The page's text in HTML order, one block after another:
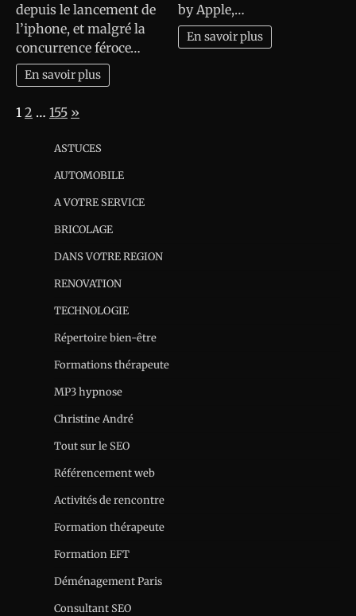
depuis le lancement de
l’iphone, et malgré la
concurrence féroce…
En savoir plus
by Apple,…
En savoir plus
Page:
1 2 … 155 Next
»
ASTUCES
AUTOMOBILE
A VOTRE SERVICE
BRICOLAGE
DANS VOTRE REGION
RENOVATION
TECHNOLOGIE
Répertoire bien-être
Formations thérapeute
MP3 hypnose
Christine André
Tout sur le SEO
Référencement web
Activités de rencontre
Formation thérapeute
Formation EFT
Déménagement Paris
Consultant SEO